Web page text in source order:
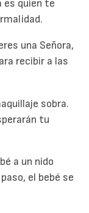
es quien te
una Señora,
recibir a las
sobra.
tu
a un nido
el bebé se